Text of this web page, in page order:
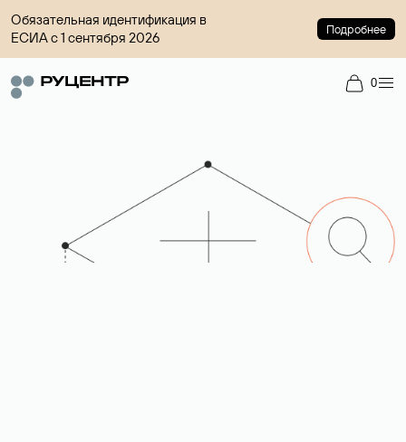
Обязательная идентификация в
ЕСИА с 1 сентября 2026
Подробнее
0